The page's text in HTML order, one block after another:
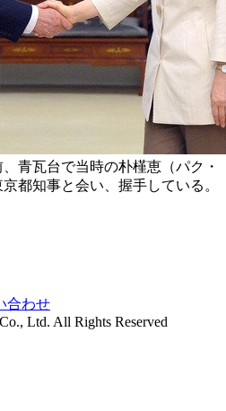
青瓦台で当時の朴槿恵（パク・
都知事と会い、握手している。
合わせ
Ltd. All Rights Reserved